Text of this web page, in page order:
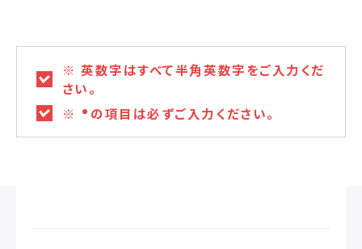
※ 英数字はすべて半角英数字をご入力くだ
さい。
※ の項目は必ずご入力ください。